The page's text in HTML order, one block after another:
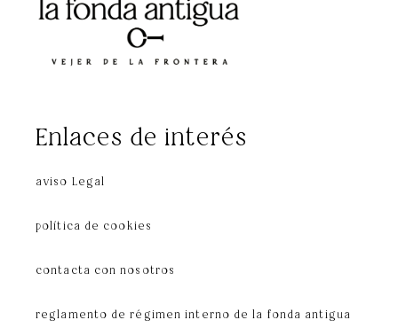
Enlaces de interés
aviso Legal
política de cookies
contacta con nosotros
reglamento de régimen interno de la fonda antigua